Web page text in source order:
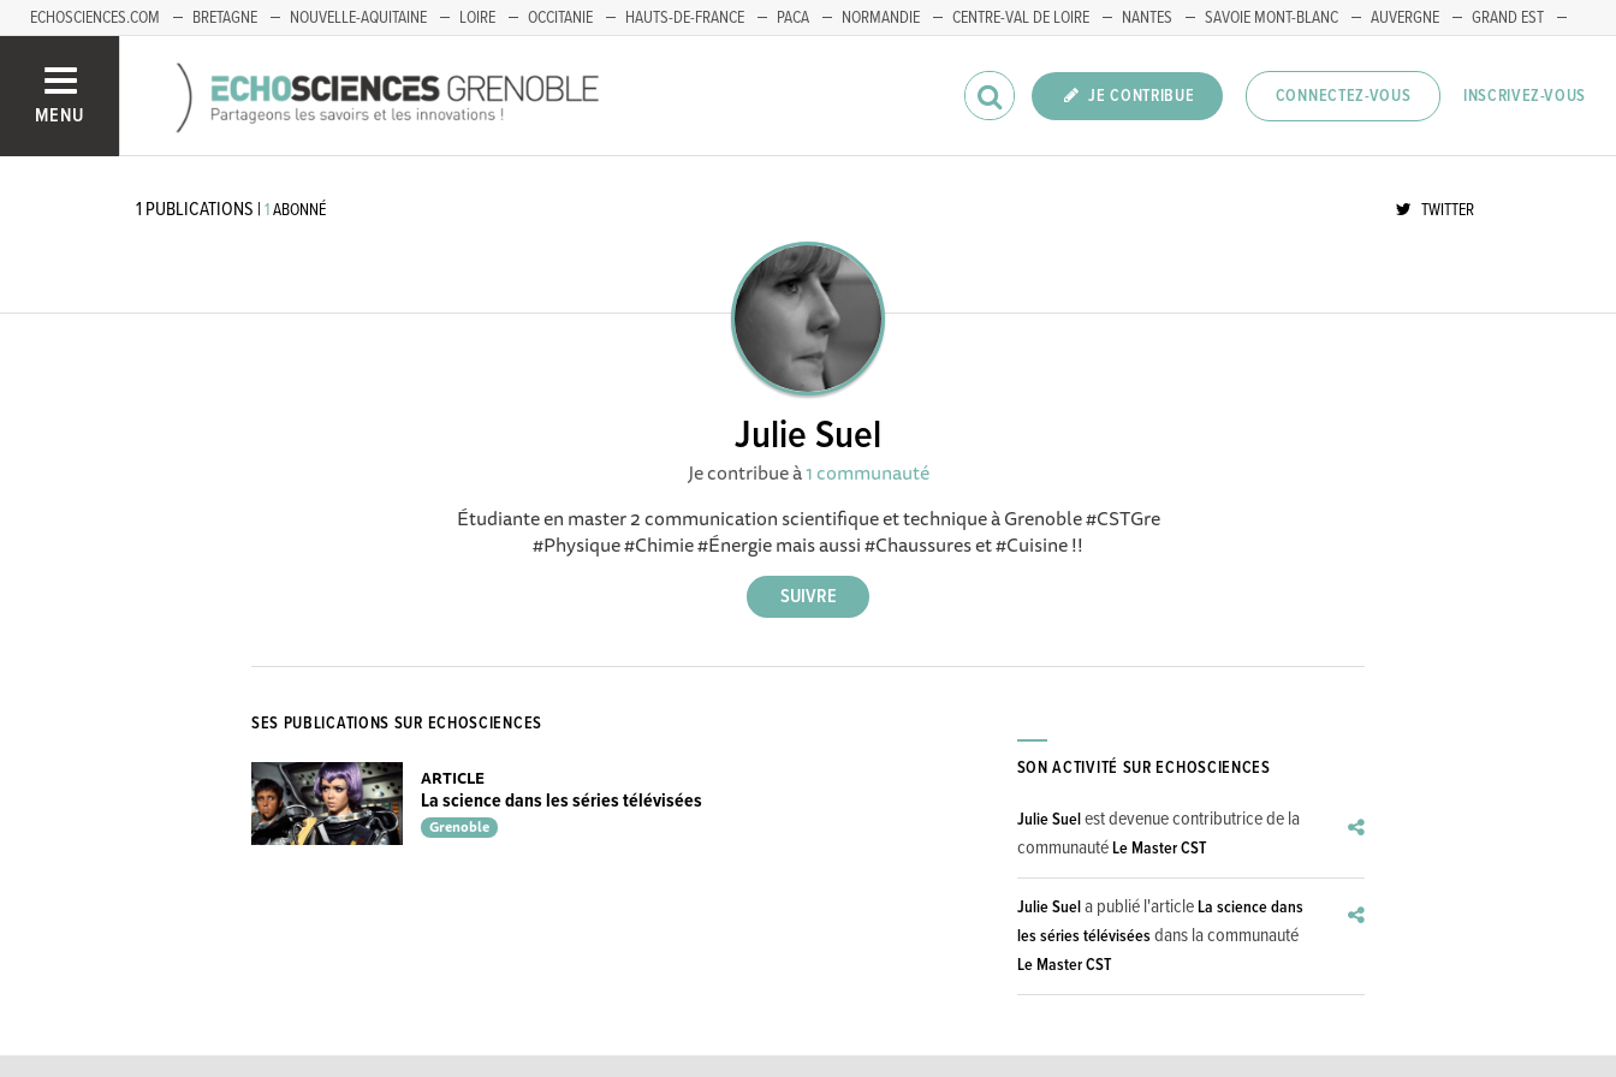
ECHOSCIENCES.COM BRETAGNE NOUVELLE-AQUITAINE LOIRE OCCITANIE HAUTS-DE-FRANCE PACA NORMANDIE CENTRE-VAL DE LOIRE NANTES SAVOIE MONT-BLANC AUVERGNE
GRAND EST
MENU
JE CONTRIBUE CONNECTEZ-VOUS INSCRIVEZ-VOUS
TWITTER
1 PUBLICATIONS |1ABONNÉ
Julie Suel
Je contribue à1 communauté
Étudiante en master 2 communication scientifique et technique à Grenoble #CSTGre
#Physique #Chimie #Énergie mais aussi #Chaussures et #Cuisine !!
SES PUBLICATIONS SUR ECHOSCIENCES
ARTICLE
La science dans les séries télévisées
Grenoble
SON ACTIVITÉ SUR ECHOSCIENCES
Julie Suelest devenue contributrice de la
communautéLe Master CST
Julie Suela publié l'articleLa science dans
les séries télévisées dans la communauté
Le Master CST